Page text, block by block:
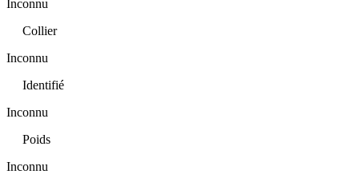
Inconnu
Collier
Inconnu
Identifié
Inconnu
Poids
Inconnu